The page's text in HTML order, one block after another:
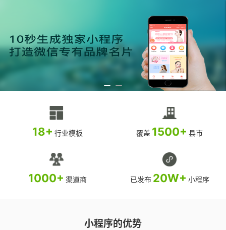
18+ 行业模板 覆盖 1500+ 县市
1000+ 渠道商 已发布 20W+ 小程序
小程序的优势